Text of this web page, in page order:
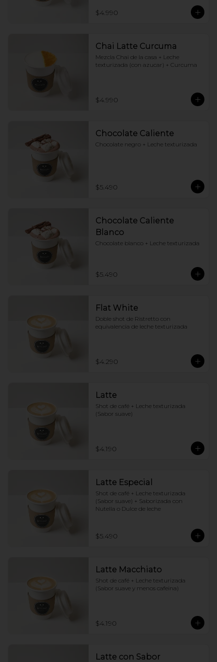
$4.990
Chai Latte Curcuma
Mezcla Chai de la casa + Leche
texturizada (con azucar) + Curcuma
$4.990
Chocolate Caliente
Chocolate negro + Leche texturizada
$5.490
Chocolate Caliente
Blanco
Chocolate blanco + Leche texturizada
$5.490
Flat White
Doble shot de Ristretto con
equivalencia de leche texturizada
$4.290
Latte
Shot de café + Leche texturizada
(Sabor suave)
$4.190
Latte Especial
Shot de café + Leche texturizada
(Sabor suave) + Saborizada con
Nutella o Dulce de leche
$5.490
Latte Macchiato
Shot de café + Leche texturizada
(Sabor suave y menos cafeina)
$4.190
Latte con Sabor